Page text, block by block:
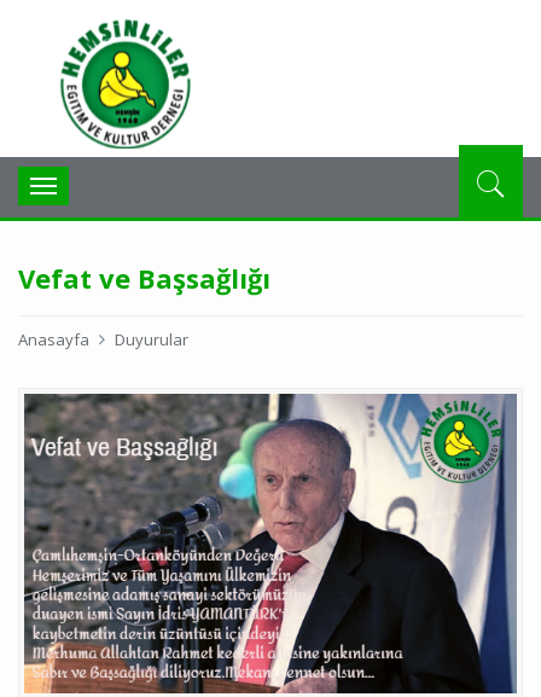
Toggle
navigation
Vefat ve Başsağlığı
Anasayfa Duyurular